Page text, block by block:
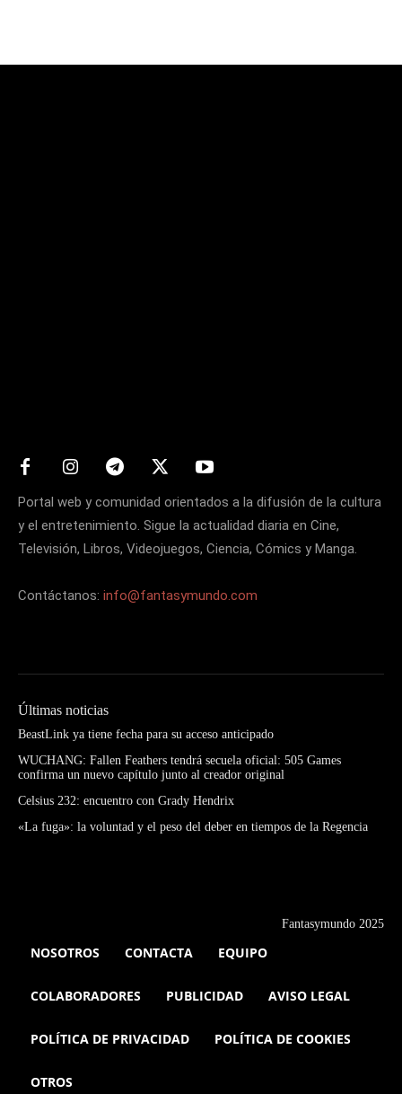
Portal web y comunidad orientados a la difusión de la cultura
y el entretenimiento. Sigue la actualidad diaria en Cine,
Televisión, Libros, Videojuegos, Ciencia, Cómics y Manga.
Contáctanos: info@fantasymundo.com
Últimas noticias
BeastLink ya tiene fecha para su acceso anticipado
WUCHANG: Fallen Feathers tendrá secuela oficial: 505 Games
confirma un nuevo capítulo junto al creador original
Celsius 232: encuentro con Grady Hendrix
«La fuga»: la voluntad y el peso del deber en tiempos de la Regencia
Fantasymundo 2025
NOSOTROS CONTACTA EQUIPO
COLABORADORES PUBLICIDAD AVISO LEGAL
POLÍTICA DE PRIVACIDAD POLÍTICA DE COOKIES
OTROS